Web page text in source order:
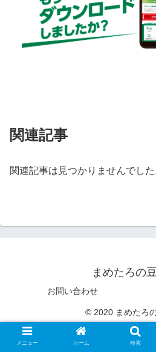
関連記事
関連記事は見つかりませんでした
まめたろの
お問い合わせ
© 2020 まめたろ
メニュー ホーム 検索